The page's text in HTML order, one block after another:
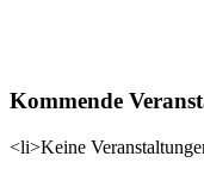
Kommende
<li>Keine